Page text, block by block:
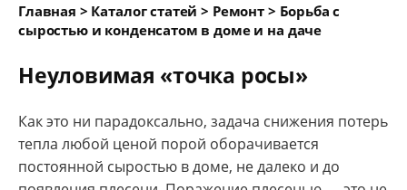
Главная > Каталог статей > Ремонт > Борьба с
сыростью и конденсатом в доме и на даче
Неуловимая «точка росы»
Как это ни парадоксально, задача снижения потерь
тепла любой ценой порой оборачивается
постоянной сыростью в доме, не далеко и до